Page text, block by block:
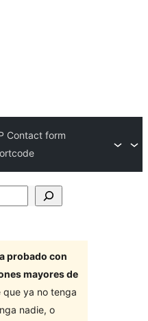
Contact form
probado con
mayores de
que ya no tenga
nadie, o